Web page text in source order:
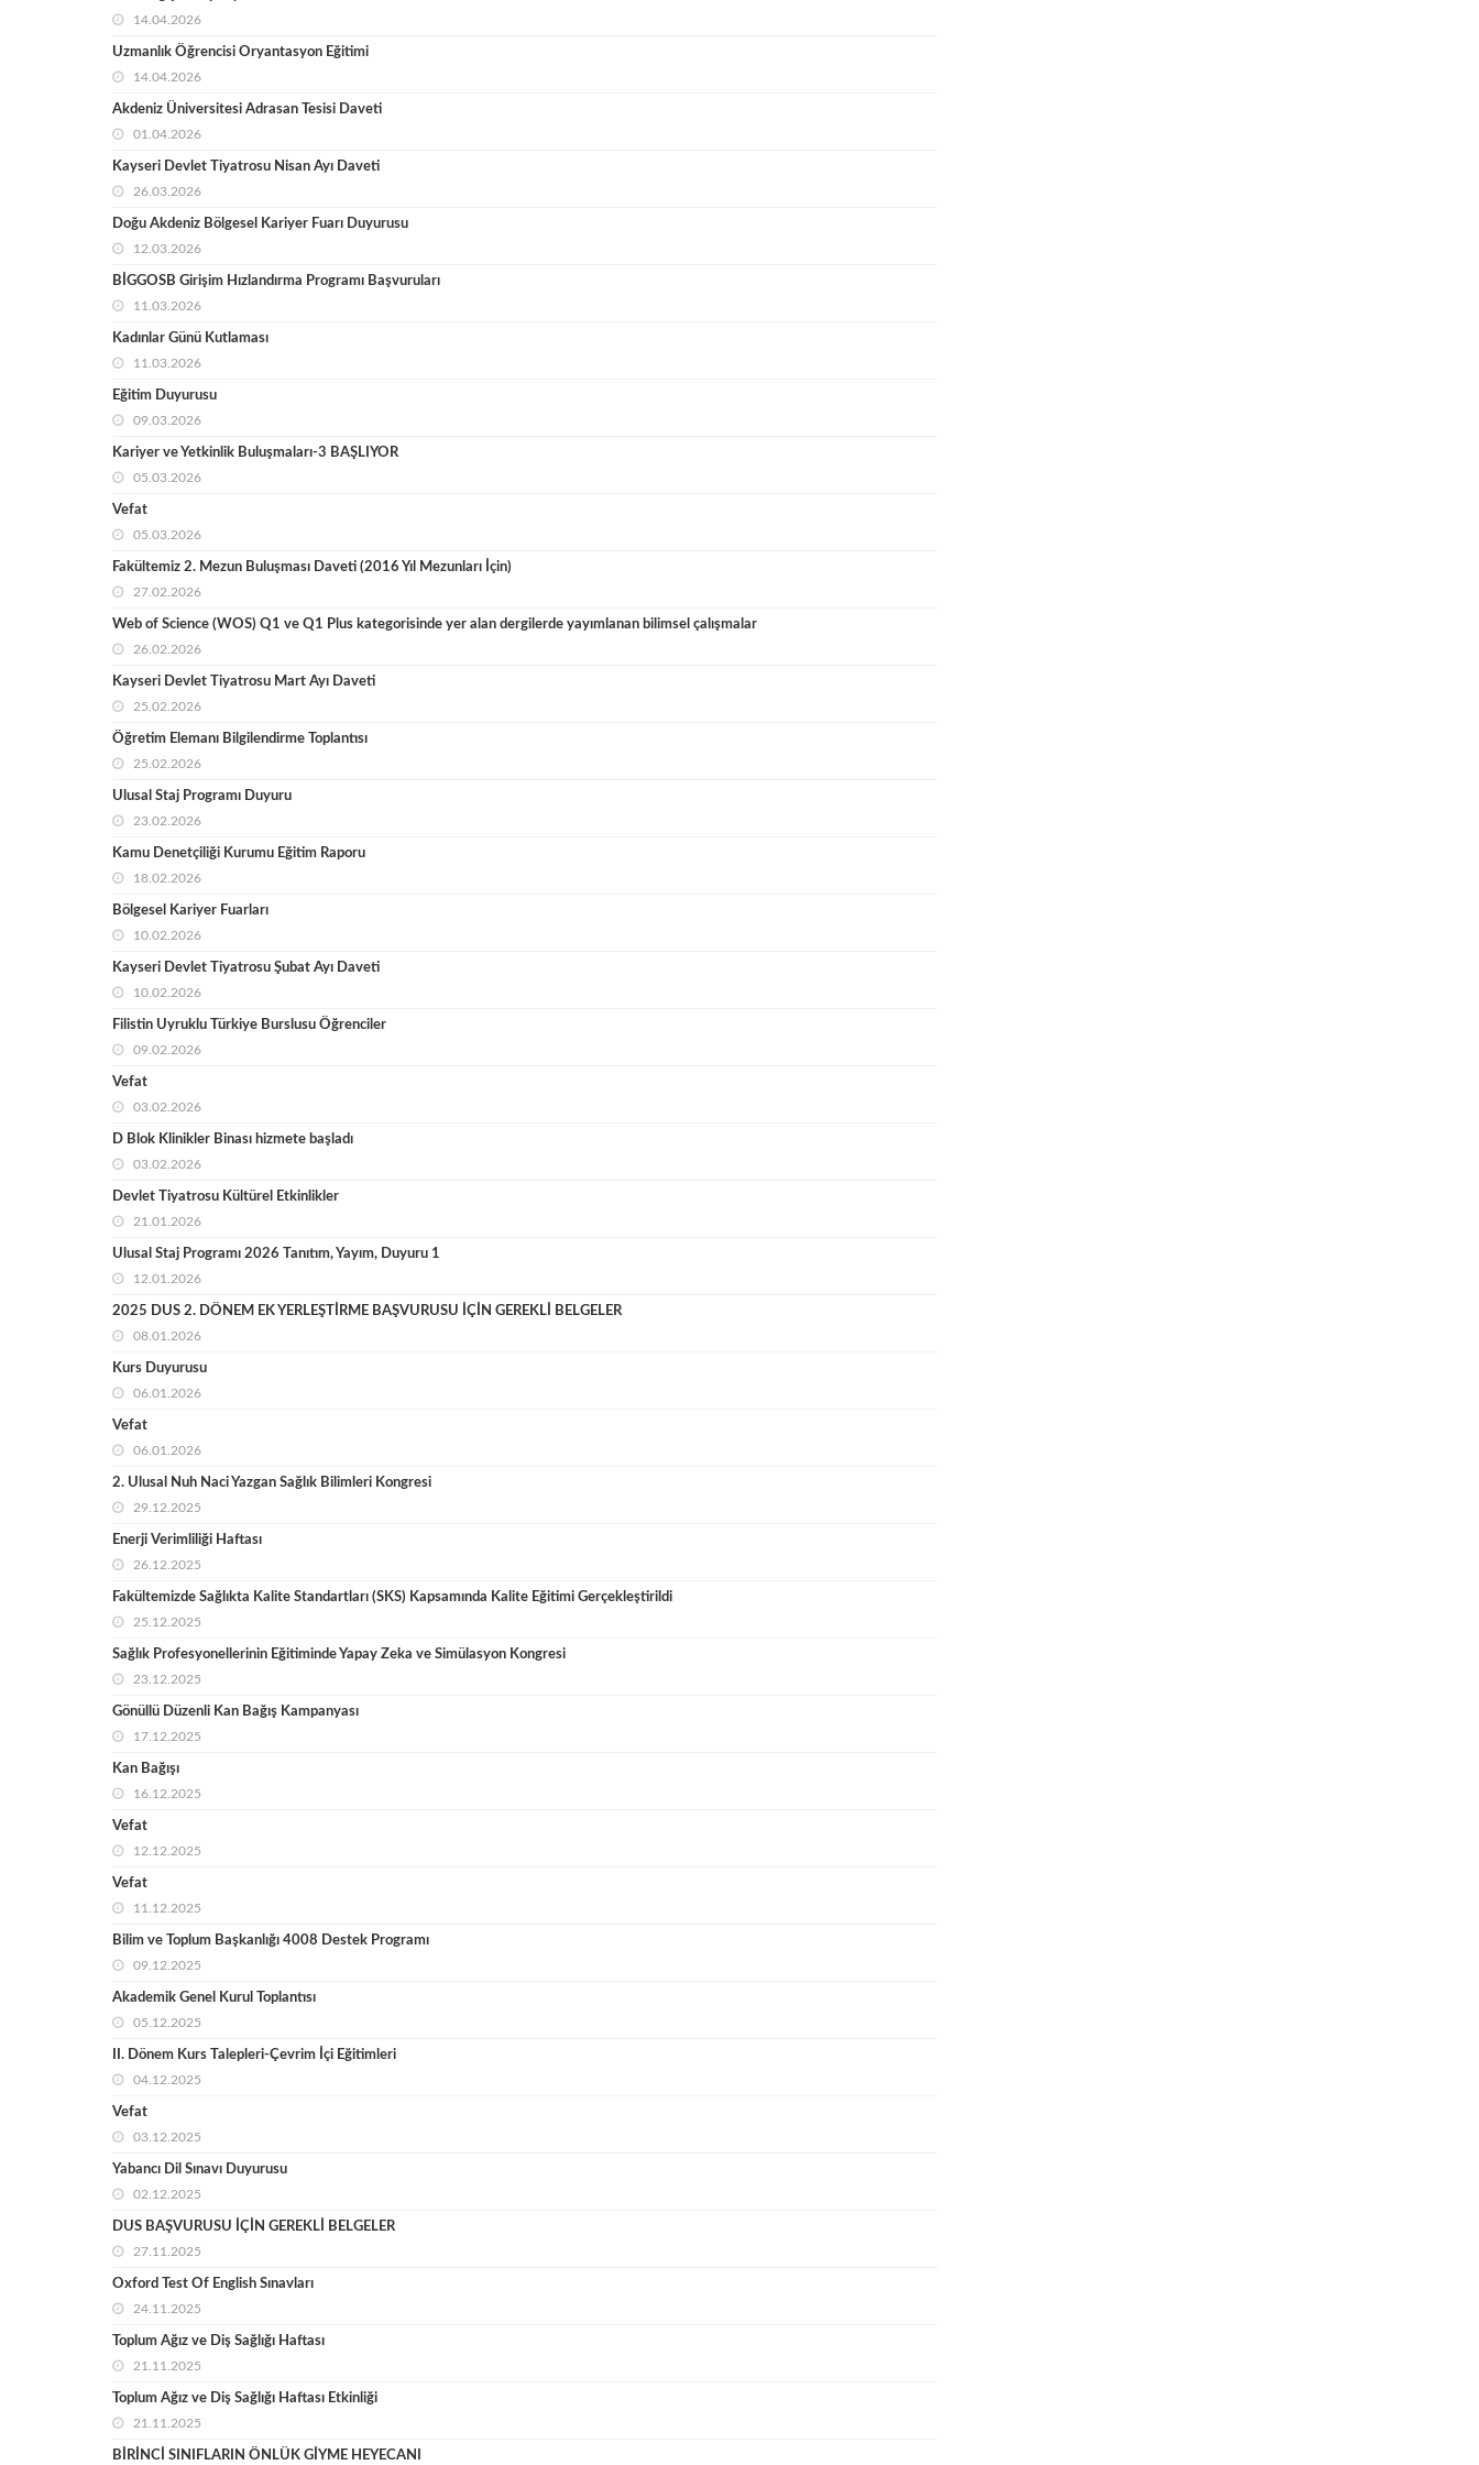
14.04.2026
Uzmanlık Öğrencisi Oryantasyon Eğitimi
14.04.2026
Akdeniz Üniversitesi Adrasan Tesisi Daveti
01.04.2026
Kayseri Devlet Tiyatrosu Nisan Ayı Daveti
26.03.2026
Doğu Akdeniz Bölgesel Kariyer Fuarı Duyurusu
12.03.2026
BİGGOSB Girişim Hızlandırma Programı Başvuruları
11.03.2026
Kadınlar Günü Kutlaması
11.03.2026
Eğitim Duyurusu
09.03.2026
Kariyer ve Yetkinlik Buluşmaları-3 BAŞLIYOR
05.03.2026
Vefat
05.03.2026
Fakültemiz 2. Mezun Buluşması Daveti (2016 Yıl Mezunları İçin)
27.02.2026
Web of Science (WOS) Q1 ve Q1 Plus kategorisinde yer alan dergilerde yayımlanan bilimsel çalışmalar
26.02.2026
Kayseri Devlet Tiyatrosu Mart Ayı Daveti
25.02.2026
Öğretim Elemanı Bilgilendirme Toplantısı
25.02.2026
Ulusal Staj Programı Duyuru
23.02.2026
Kamu Denetçiliği Kurumu Eğitim Raporu
18.02.2026
Bölgesel Kariyer Fuarları
10.02.2026
Kayseri Devlet Tiyatrosu Şubat Ayı Daveti
10.02.2026
Filistin Uyruklu Türkiye Burslusu Öğrenciler
09.02.2026
Vefat
03.02.2026
D Blok Klinikler Binası hizmete başladı
03.02.2026
Devlet Tiyatrosu Kültürel Etkinlikler
21.01.2026
Ulusal Staj Programı 2026 Tanıtım, Yayım, Duyuru 1
12.01.2026
2025 DUS 2. DÖNEM EK YERLEŞTİRME BAŞVURUSU İÇİN GEREKLİ BELGELER
08.01.2026
Kurs Duyurusu
06.01.2026
Vefat
06.01.2026
2. Ulusal Nuh Naci Yazgan Sağlık Bilimleri Kongresi
29.12.2025
Enerji Verimliliği Haftası
26.12.2025
Fakültemizde Sağlıkta Kalite Standartları (SKS) Kapsamında Kalite Eğitimi Gerçekleştirildi
25.12.2025
Sağlık Profesyonellerinin Eğitiminde Yapay Zeka ve Simülasyon Kongresi
23.12.2025
Gönüllü Düzenli Kan Bağış Kampanyası
17.12.2025
Kan Bağışı
16.12.2025
Vefat
12.12.2025
Vefat
11.12.2025
Bilim ve Toplum Başkanlığı 4008 Destek Programı
09.12.2025
Akademik Genel Kurul Toplantısı
05.12.2025
II. Dönem Kurs Talepleri-Çevrim İçi Eğitimleri
04.12.2025
Vefat
03.12.2025
Yabancı Dil Sınavı Duyurusu
02.12.2025
DUS BAŞVURUSU İÇİN GEREKLİ BELGELER
27.11.2025
Oxford Test Of English Sınavları
24.11.2025
Toplum Ağız ve Diş Sağlığı Haftası
21.11.2025
Toplum Ağız ve Diş Sağlığı Haftası Etkinliği
21.11.2025
BİRİNCİ SINIFLARIN ÖNLÜK GİYME HEYECANI